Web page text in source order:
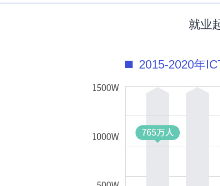
就业
2015-2020年